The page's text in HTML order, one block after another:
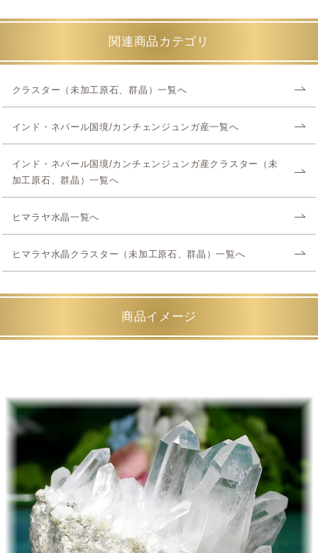
関連商品カテゴリ
クラスター（未加工原石、群晶）一覧へ
インド・ネパール国境/カンチェンジュンガ産一覧へ
インド・ネパール国境/カンチェンジュンガ産クラスター（未
加工原石、群晶）一覧へ
ヒマラヤ水晶一覧へ
ヒマラヤ水晶クラスター（未加工原石、群晶）一覧へ
商品イメージ